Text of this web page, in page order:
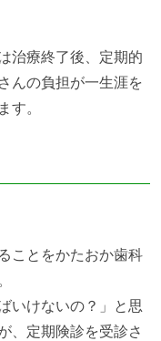
治療終了後、定期的
んの負担が一生涯を
す。
ことをかたおか歯科
いけないの？」と思
、定期険診を受診さ